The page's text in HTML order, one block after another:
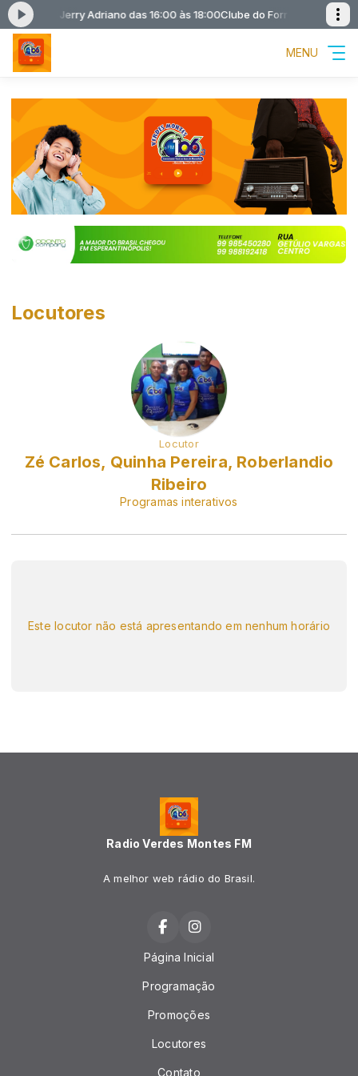
com Jerry Adriano das 16:00 às 18:00Clube do Forró
MENU
Locutores
Locutor
Zé Carlos, Quinha Pereira, Roberlandio
Ribeiro
Programas interativos
Este locutor não está apresentando em nenhum horário
Radio Verdes Montes FM
A melhor web rádio do Brasil.
Página Inicial
Programação
Promoções
Locutores
Contato